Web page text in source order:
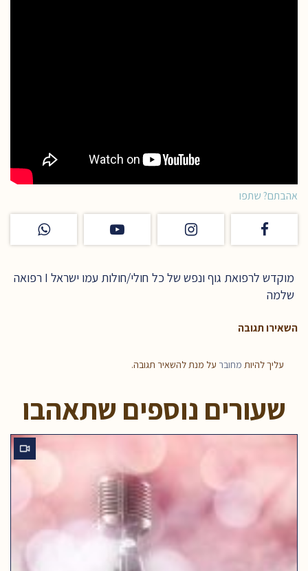
אהבתם? שתפו
מוקדש לרפואת גוף ונפש של כל חולי/חולות עמו ישראל I רפואה
שלמה
השאירו תגובה
עליך להיות מחובר על מנת להשאיר תגובה.
שעורים נוספים שתאהבו